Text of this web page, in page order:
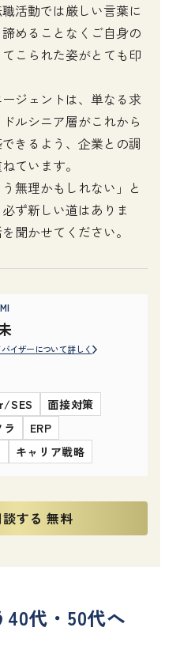
活動では厳しい言葉に
めることなくご自身の
てこられた姿がとても印
ジェントは、単なる求
ルシニア層がこれから
きるよう、企業との調
ています。
無理かもしれない」と
ず新しい道はありま
聞かせてください。
イザーについて詳しく
SES
面接対策
ERP
キャリア戦略
する 無料
代・50代へ